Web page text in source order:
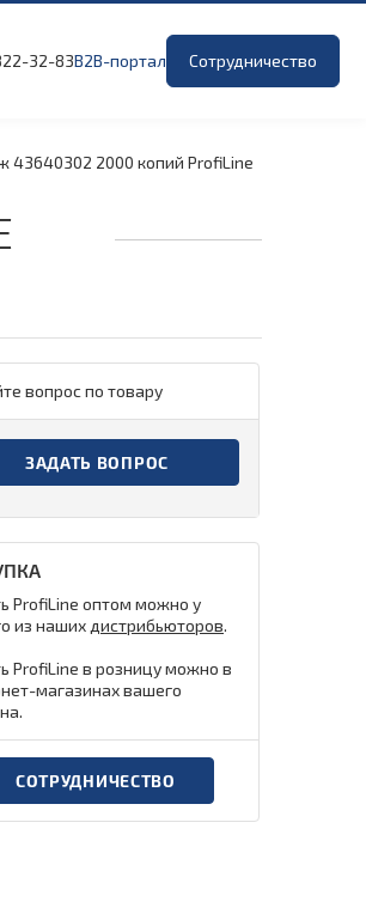
32-83B2B-портал Сотрудничество
43640302 2000 копий ProfiLine
вопрос по товару
ЗАДАТЬ ВОПРОС
ProfiLine оптом можно у
из наших дистрибьюторов.
ProfiLine в розницу можно в
магазинах вашего
СОТРУДНИЧЕСТВО